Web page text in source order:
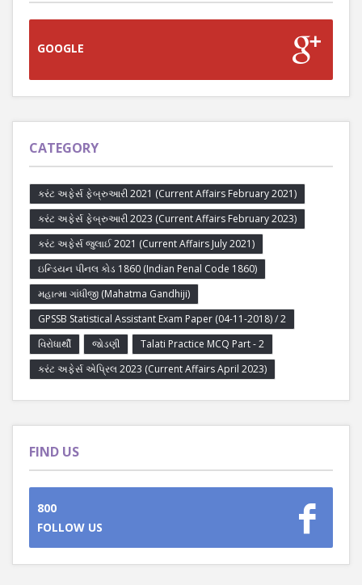
GOOGLE
CATEGORY
કરંટ અફેર્સ ફેબ્રુઆરી 2021 (Current Affairs February 2021)
કરંટ અફેર્સ ફેબ્રુઆરી 2023 (Current Affairs February 2023)
કરંટ અફેર્સ જુલાઈ 2021 (Current Affairs July 2021)
ઇન્ડિયન પીનલ કોડ 1860 (Indian Penal Code 1860)
મહાત્મા ગાંધીજી (Mahatma Gandhiji)
GPSSB Statistical Assistant Exam Paper (04-11-2018) / 2
વિરોધાર્થી
જોડણી
Talati Practice MCQ Part - 2
કરંટ અફેર્સ એપ્રિલ 2023 (Current Affairs April 2023)
FIND US
800
FOLLOW US